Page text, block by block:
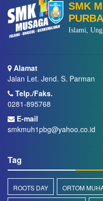
SMK
Islami,
Alamat
Jalan Let. Jend. S. Parman
Telp./Faks.
0281-895768
E-mail
smkmuh1pbg@yahoo.co.id
Tag
ROOTS DAY ORTOM